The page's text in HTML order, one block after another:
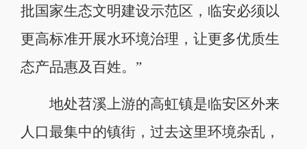
批国家生态文明建设示范区，临安必须以
更高标准开展水环境治理，让更多优质生
态产品惠及百姓。”
地处苕溪上游的高虹镇是临安区外来
人口最集中的镇街，过去这里环境杂乱，